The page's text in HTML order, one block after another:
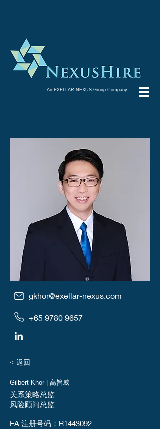
An EXELLAR-NEXUS Group Company
gkhor@exellar-nexus.com
+65 9780 9657
< 返回
Gilbert Khor | 高旨威
关系策略总监
风险顾问总监
EA 注册号码：R1443092